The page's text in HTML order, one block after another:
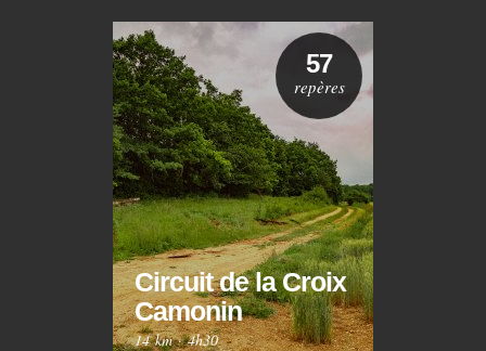
Circuit de la Croix
Camonin
14 km·4h30
57
repères